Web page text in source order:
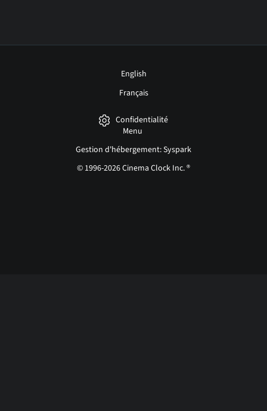
English
Français
Confidentialité
Menu
Gestion d'hébergement: Syspark
© 1996-2026 Cinema Clock Inc. ®